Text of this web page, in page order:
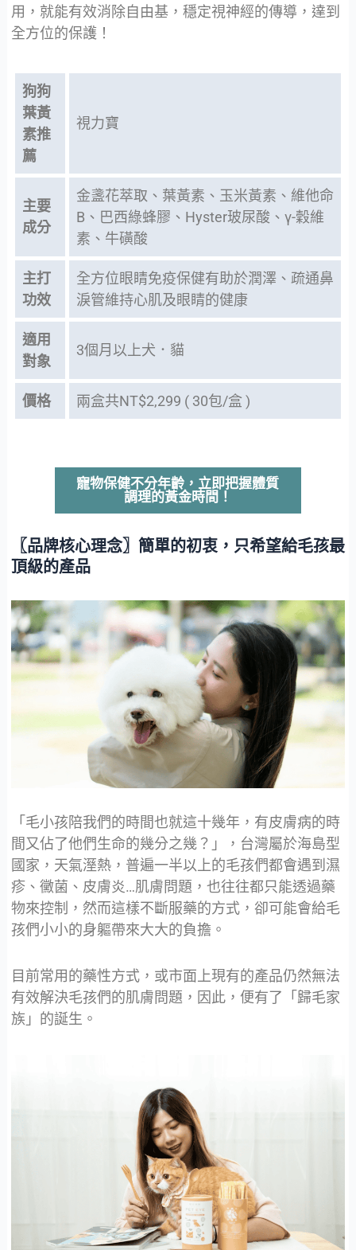
用，就能有效消除自由基，穩定視神經的傳導，達到
全方位的保護！
狗狗
葉黃
素推
薦
視力寶
主要
成分
金盞花萃取、葉黃素、玉米黃素、維他命
B、巴西綠蜂膠、Hyster玻尿酸、γ-穀維
素、牛磺酸
主打
功效
全方位眼睛免疫保健有助於潤澤、疏通鼻
淚管維持心肌及眼睛的健康
適用
對象
3個月以上犬．貓
價格 兩盒共NT$2,299 ( 30包/盒 )
寵物保健不分年齡，立即把握體質
調理的黃金時間！
〖品牌核心理念〗簡單的初衷，只希望給毛孩最
頂級的產品
「毛小孩陪我們的時間也就這十幾年，有皮膚病的時
間又佔了他們生命的幾分之幾？」，台灣屬於海島型
國家，天氣溼熱，普遍一半以上的毛孩們都會遇到濕
疹、黴菌、皮膚炎…肌膚問題，也往往都只能透過藥
物來控制，然而這樣不斷服藥的方式，卻可能會給毛
孩們小小的身軀帶來大大的負擔。
目前常用的藥性方式，或市面上現有的產品仍然無法
有效解決毛孩們的肌膚問題，因此，便有了「歸毛家
族」的誕生。